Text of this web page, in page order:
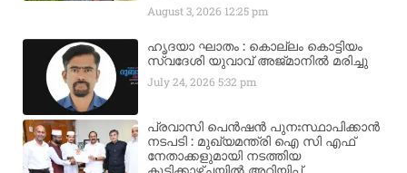
August 3, 2026 12:25 pm
ഹൃദയാ ഘാതം : കൊല്ലം കൊട്ടിയം
സ്വദേശി യുവാവ് അജ്മാനിൽ മരിച്ചു
July 24, 20265:32 pm
പ്രവാസി പെൻഷൻ പുനഃസ്ഥാപിക്കാൻ
നടപടി : മുഖ്യമന്ത്രി ഐ സി എഫ്
നേതാക്കളുമായി നടത്തിയ